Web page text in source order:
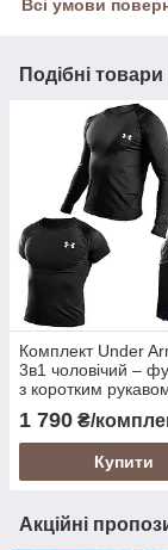
Всі умови
Подібні товари
Комплект Under
3в1 чоловічий –
з коротким
шорти для
спорту
1 790 ₴/
Купити
Акційні